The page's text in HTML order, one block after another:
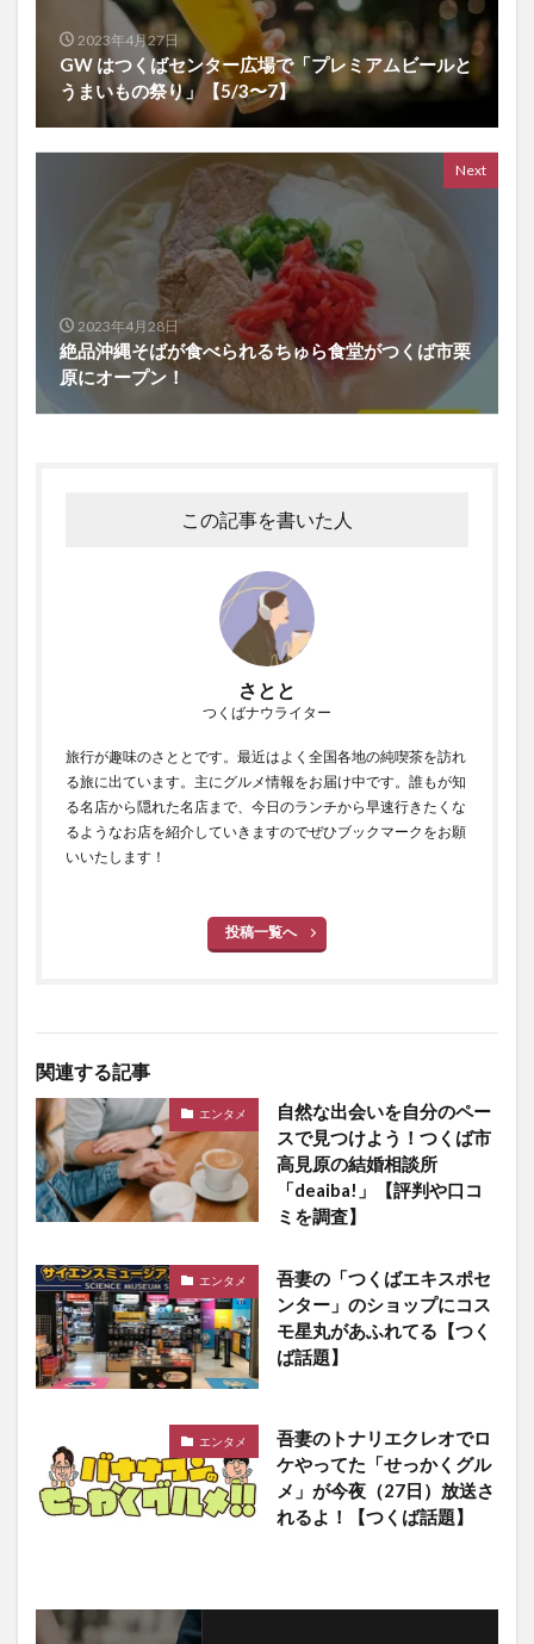
2023年4月27日
GW はつくばセンター広場で「プレミアムビールと
うまいもの祭り」【5/3〜7】
Next
2023年4月28日
絶品沖縄そばが食べられるちゅら食堂がつくば市栗
原にオープン！
この記事を書いた人
さとと
つくばナウライター
旅行が趣味のさととです。最近はよく全国各地の純喫茶を訪れ
る旅に出ています。主にグルメ情報をお届け中です。誰もが知
る名店から隠れた名店まで、今日のランチから早速行きたくな
るようなお店を紹介していきますのでぜひブックマークをお願
いいたします！
投稿一覧へ
関連する記事
エンタメ
自然な出会いを自分のペー
スで見つけよう！つくば市
高見原の結婚相談所
「deaiba!」【評判や口コ
ミを調査】
エンタメ
吾妻の「つくばエキスポセ
ンター」のショップにコス
モ星丸があふれてる【つく
ば話題】
エンタメ
吾妻のトナリエクレオでロ
ケやってた「せっかくグル
メ」が今夜（27日）放送さ
れるよ！【つくば話題】